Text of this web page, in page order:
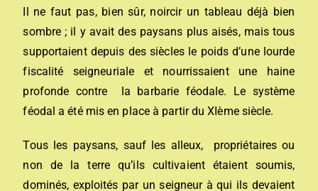
Il ne faut pas, bien sûr, noircir un tableau déjà bien
sombre ; il y avait des paysans plus aisés, mais tous
supportaient depuis des siècles le poids d’une lourde
fiscalité seigneuriale et nourrissaient une haine
profonde contre la barbarie féodale. Le système
féodal a été mis en place à partir du XIème siècle.
Tous les paysans, sauf les alleux, propriétaires ou
non de la terre qu’ils cultivaient étaient soumis,
dominés, exploités par un seigneur à qui ils devaient